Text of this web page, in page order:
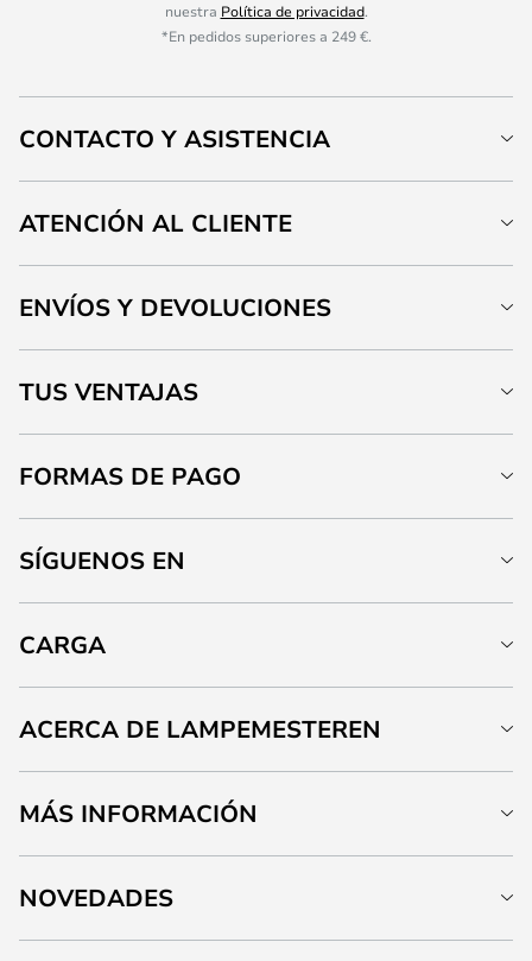
nuestra Política de privacidad.
*En pedidos superiores a 249 €.
CONTACTO Y ASISTENCIA
ATENCIÓN AL CLIENTE
ENVÍOS Y DEVOLUCIONES
TUS VENTAJAS
FORMAS DE PAGO
SÍGUENOS EN
CARGA
ACERCA DE LAMPEMESTEREN
MÁS INFORMACIÓN
NOVEDADES